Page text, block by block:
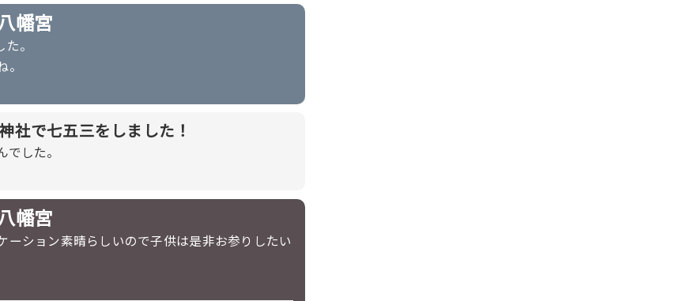
幡宮
。
社で七五三をしました！
した。
幡宮
ション素晴らしいので子供は是非お参りしたい